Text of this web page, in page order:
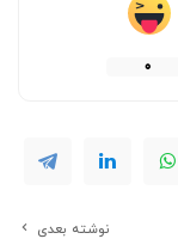
0
نوشته بعدی